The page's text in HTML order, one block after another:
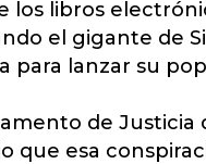
los libros
el gigante de
para lanzar su
de Justicia
que esa